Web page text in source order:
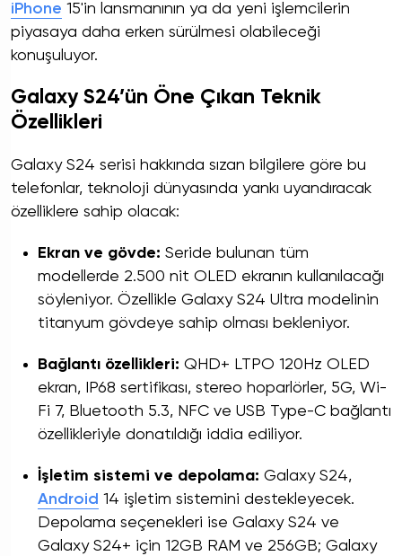
iPhone 15'in lansmanının ya da yeni işlemcilerin
piyasaya daha erken sürülmesi olabileceği
konuşuluyor.
Galaxy S24’ün Öne Çıkan Teknik
Özellikleri
Galaxy S24 serisi hakkında sızan bilgilere göre bu
telefonlar, teknoloji dünyasında yankı uyandıracak
özelliklere sahip olacak:
Ekran ve gövde: Seride bulunan tüm
modellerde 2.500 nit OLED ekranın kullanılacağı
söyleniyor. Özellikle Galaxy S24 Ultra modelinin
titanyum gövdeye sahip olması bekleniyor.
Bağlantı özellikleri: QHD+ LTPO 120Hz OLED
ekran, IP68 sertifikası, stereo hoparlörler, 5G, Wi-
Fi 7, Bluetooth 5.3, NFC ve USB Type-C bağlantı
özellikleriyle donatıldığı iddia ediliyor.
İşletim sistemi ve depolama: Galaxy S24,
Android 14 işletim sistemini destekleyecek.
Depolama seçenekleri ise Galaxy S24 ve
Galaxy S24+ için 12GB RAM ve 256GB; Galaxy